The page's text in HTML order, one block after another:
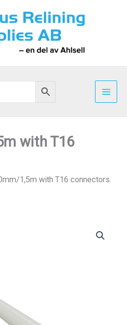
with T16
1,5m with T16 connectors.